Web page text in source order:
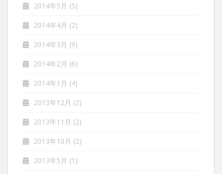
2014年5月 (5)
2014年4月 (2)
2014年3月 (9)
2014年2月 (6)
2014年1月 (4)
2013年12月 (2)
2013年11月 (2)
2013年10月 (2)
2013年5月 (1)